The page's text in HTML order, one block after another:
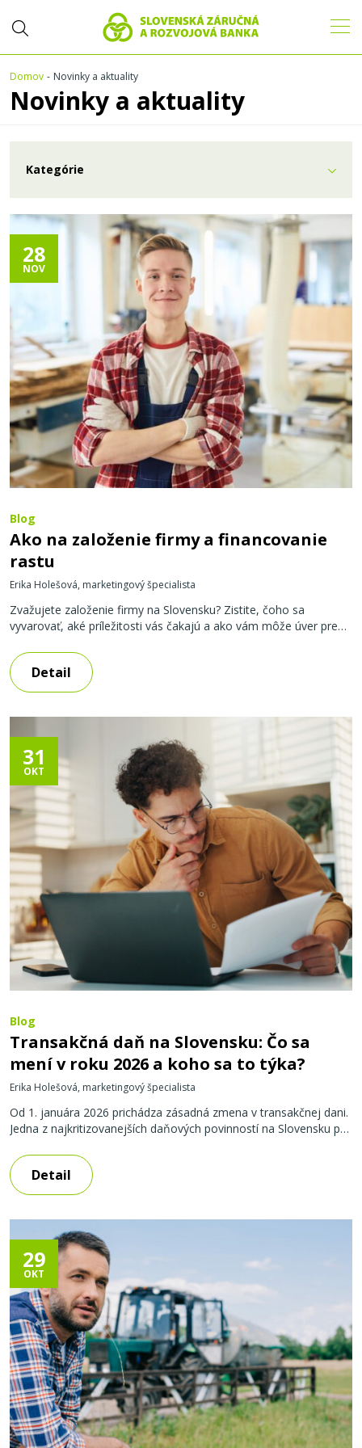
Domov Novinky a aktuality
Novinky a aktuality
28
NOV
Blog
Ako na založenie firmy a financovanie
rastu
Erika Holešová, marketingový špecialista
Zvažujete založenie firmy na Slovensku? Zistite, čoho sa
vyvarovať, aké príležitosti vás čakajú a ako vám môže úver pre
firmu na Slovensku? Odvaha a vízia sú dôležité, ale žiadny príbeh
podniku nemôže pokračovať bez pevných základov a istých
rozhodnutí. Nepodceňte tieto kľúčové kroky: Vyberte si správnu
Detail
31
OKT
Blog
Transakčná daň na Slovensku: Čo sa
mení v roku 2026 a koho sa to týka?
Erika Holešová, marketingový špecialista
Od 1. januára 2026 prichádza zásadná zmena v transakčnej dani.
Jedna z najkritizovanejších daňových povinností na Slovensku pre
osoby – podnikatelia už nebudú musieť platiť daň z finančných
transakcií. Povinnosť zostane len právnickým osobám. Cieľom
novely zákona o dani z finančných transakcií, platnej od 1.1.2026
Detail
29
OKT
Kategórie